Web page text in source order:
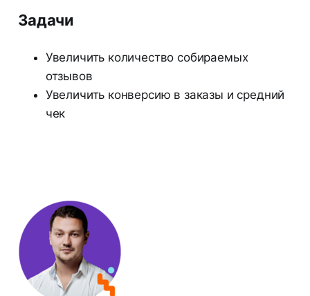
Задачи
Увеличить количество собираемых
отзывов
Увеличить конверсию в заказы и средний
чек